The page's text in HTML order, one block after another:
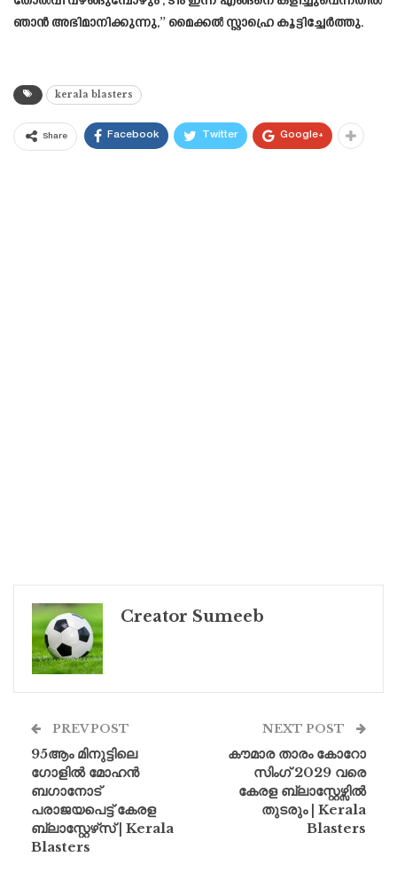
ഞാൻ അഭിമാനിക്കുന്നു,” മൈക്കൽ സ്റ്റാഹ്രെ കൂട്ടിച്ചേർത്തു.
kerala blasters
Share Facebook Twitter Google+
Creator Sumeeb
PREV POST
95ആം മിനുട്ടിലെ
ഗോളിൽ മോഹൻ
ബഗാനോട്
പരാജയപെട്ട് കേരള
ബ്ലാസ്റ്റേഴ്‌സ് | Kerala
Blasters
NEXT POST
കൗമാര താരം കോറോ
സിംഗ് 2029 വരെ
കേരള ബ്ലാസ്റ്റേഴ്സിൽ
തുടരും | Kerala
Blasters